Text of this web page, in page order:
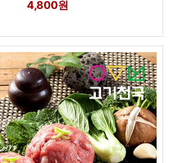
4,800원